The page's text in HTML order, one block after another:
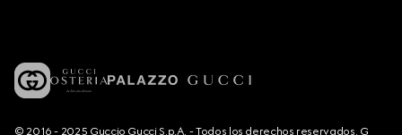
© 2016 - 2025 Guccio Gucci S.p.A. - Todos los derechos reservados. G